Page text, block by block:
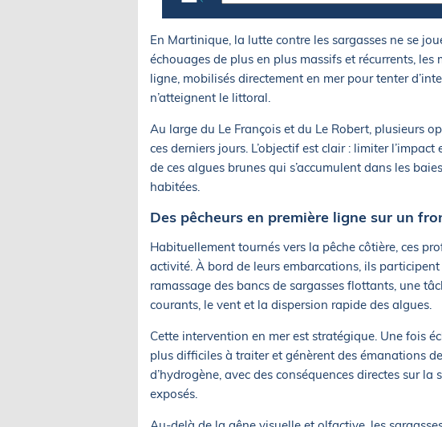
En Martinique, la lutte contre les sargasses ne se
échouages de plus en plus massifs et récurrents,
ligne, mobilisés directement en mer pour tenter
n’atteignent le littoral.
Au large du Le François et du Le Robert, plusieurs
ces derniers jours. L’objectif est clair : limiter
de ces algues brunes qui s’accumulent dans les
habitées.
Des pêcheurs en première ligne sur un
Habituellement tournés vers la pêche côtière, ces
activité. À bord de leurs embarcations, ils participent
ramassage des bancs de sargasses flottants, une
courants, le vent et la dispersion rapide des algues.
Cette intervention en mer est stratégique. Une fois
plus difficiles à traiter et génèrent des émanations
d’hydrogène, avec des conséquences directes sur
exposés.